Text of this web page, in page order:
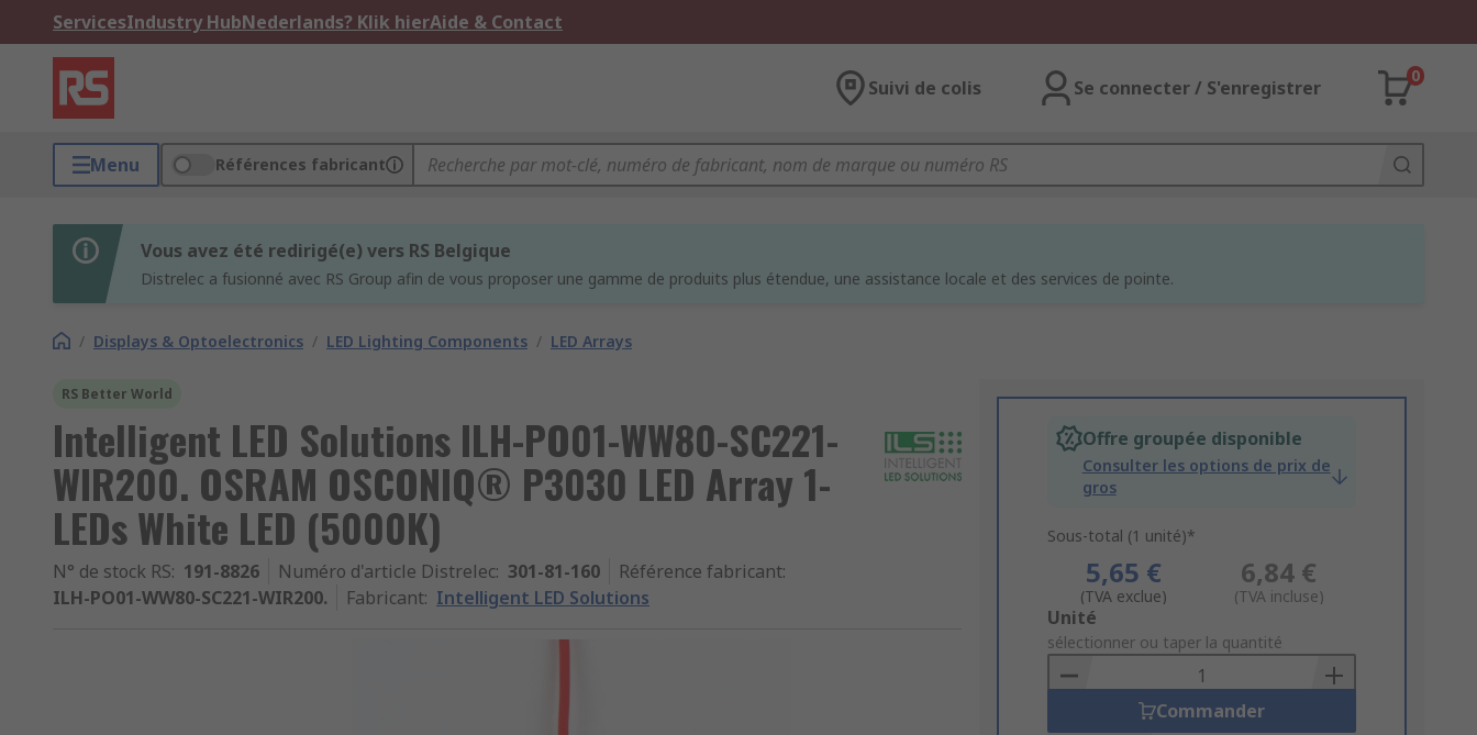
ServicesIndustry HubNederlands? Klik hierAide & Contact
Suivi de colis Se connecter / S'enregistrer
0
Menu Références fabricant
Vous avez été redirigé(e) vers RS Belgique
Distrelec a fusionné avec RS Group afin de vous proposer une gamme de produits plus étendue, une assistance locale et des services de pointe.
/ Displays & Optoelectronics / LED Lighting Components / LED Arrays
RS Better World
Intelligent LED Solutions ILH-PO01-WW80-SC221-
WIR200. OSRAM OSCONIQ® P3030 LED Array 1-
LEDs White LED (5000K)
N° de stock RS: 191-8826 Numéro d'article Distrelec: 301-81-160 Référence fabricant:
ILH-PO01-WW80-SC221-WIR200.
Fabricant: Intelligent LED Solutions
Offre groupée disponible
Consulter les options de prix de
gros
Sous-total (1 unité)*
5,65 €
(TVA exclue)
6,84 €
(TVA incluse)
Add
to
Basket
Unité
sélectionner ou taper la quantité
Commander